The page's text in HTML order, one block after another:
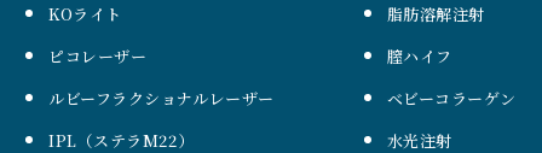
KOライト
ピコレーザー
ルビーフラクショナルレーザー
IPL（ステラM22）
脂肪溶解注射
膣ハイフ
ベビーコラーゲン
水光注射